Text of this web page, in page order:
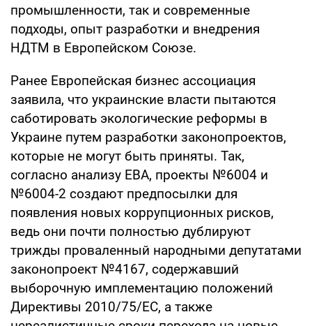
промышленности, так и современные
подходы, опыт разработки и внедрения
НДТМ в Европейском Союзе.
Ранее Европейская бизнес ассоциация
заявила, что украинские власти пытаются
саботировать экологические реформы в
Украине путем разработки законопроектов,
которые не могут быть приняты. Так,
согласно анализу ЕВА, проекты №6004 и
№6004-2 создают предпосылки для
появления новых коррупционных рисков,
ведь они почти полностью дублируют
трижды проваленный народными депутатами
законопроект №4167, содержавший
выборочную имплементацию положений
Директивы 2010/75/ЕС, а также